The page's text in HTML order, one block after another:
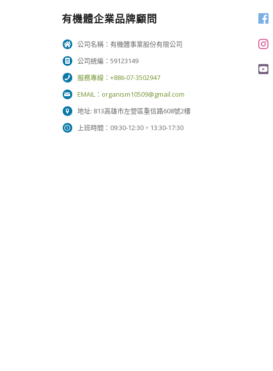
有機體企業品牌顧問
公司名稱：有機體事業股份有限公司
公司統編：59123149
服務專線：+886-07-3502947
EMAIL： organism10509@gmail.com
地址: 813高雄市左營區重信路608號2樓
上班時間：09:30-12:30，13:30-17:30